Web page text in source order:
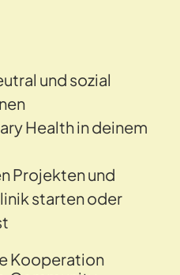
und sozial
Health in deinem
Projekten und
starten oder
Kooperation